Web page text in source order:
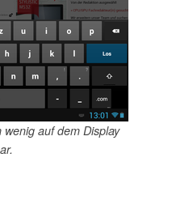
auf dem Display